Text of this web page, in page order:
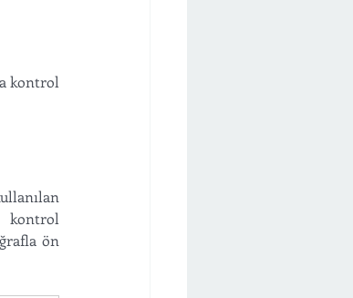
kontrol
kontrol
ön